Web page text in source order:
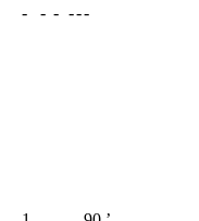
- - - ---